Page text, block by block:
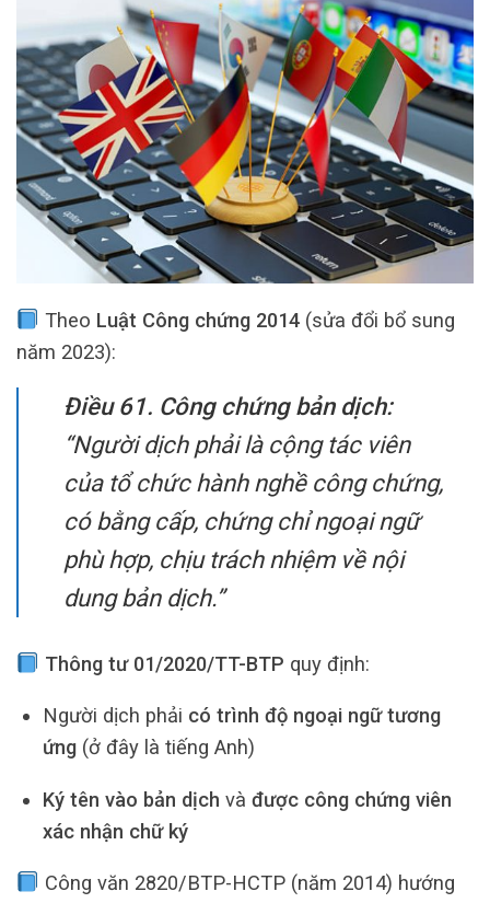
Theo Luật Công chứng 2014(sửa đổi bổ sung
năm 2023):
Điều 61. Công chứng bản dịch:
“Người dịch phải là cộng tác viên
của tổ chức hành nghề công chứng,
có bằng cấp, chứng chỉ ngoại ngữ
phù hợp, chịu trách nhiệm về nội
dung bản dịch.”
Thông tư 01/2020/TT-BTP quy định:
Người dịch phải có trình độ ngoại ngữ tương
ứng(ở đây là tiếng Anh)
Ký tên vào bản dịch và được công chứng viên
xác nhận chữ ký
Công văn 2820/BTP-HCTP (năm 2014) hướng